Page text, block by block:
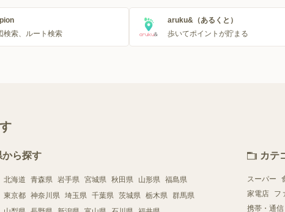
検索、ルート検索
aruku&（あるくと）
歩いてポイントが貯まる
から探す
北海道 青森県 岩手県 宮城県 秋田県 山形県 福島県
東京都 神奈川県 埼玉県 千葉県 茨城県 栃木県 群馬県
カテ
スーパー
家電店
フ
携帯・通